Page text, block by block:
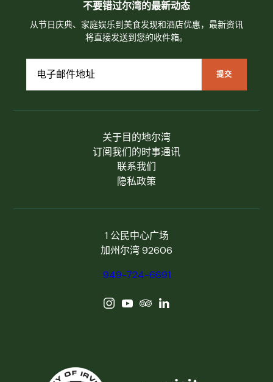
关于目的地尔湾
订阅我们的时事通讯
联系我们
隐私政策
1 公民中心广场
加州尔湾 92606
949-724-6691
不要错过尔湾的最新动态
从节日庆典、家庭娱乐到美食发现和酒店优惠，最新资讯
将直接发送到您的收件箱。